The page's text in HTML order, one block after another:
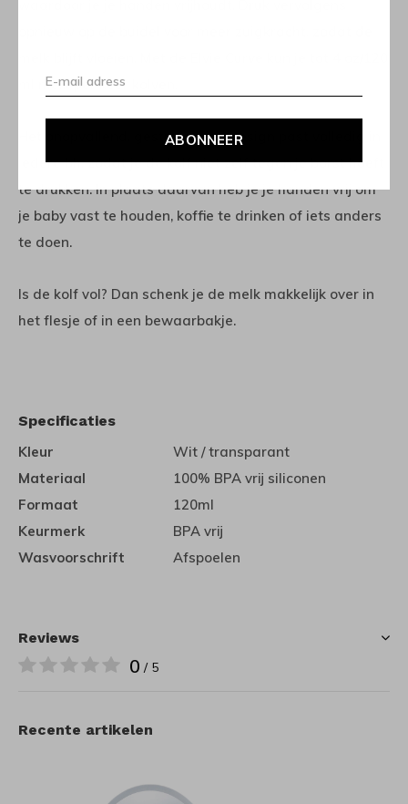
ABONNEER
ml melk per keer kolven.
Het onopvallend, gestroomlijnd design past volledig in
iedere bh, zodat je de kolf niet zelf tegen je borst hoeft
te drukken. In plaats daarvan heb je je handen vrij om
je baby vast te houden, koffie te drinken of iets anders
te doen.
Is de kolf vol? Dan schenk je de melk makkelijk over in
het flesje of in een bewaarbakje.
Specificaties
Kleur
Wit / transparant
Materiaal
100% BPA vrij siliconen
Formaat
120ml
Keurmerk
BPA vrij
Wasvoorschrift
Afspoelen
Reviews
0 / 5
Recente artikelen